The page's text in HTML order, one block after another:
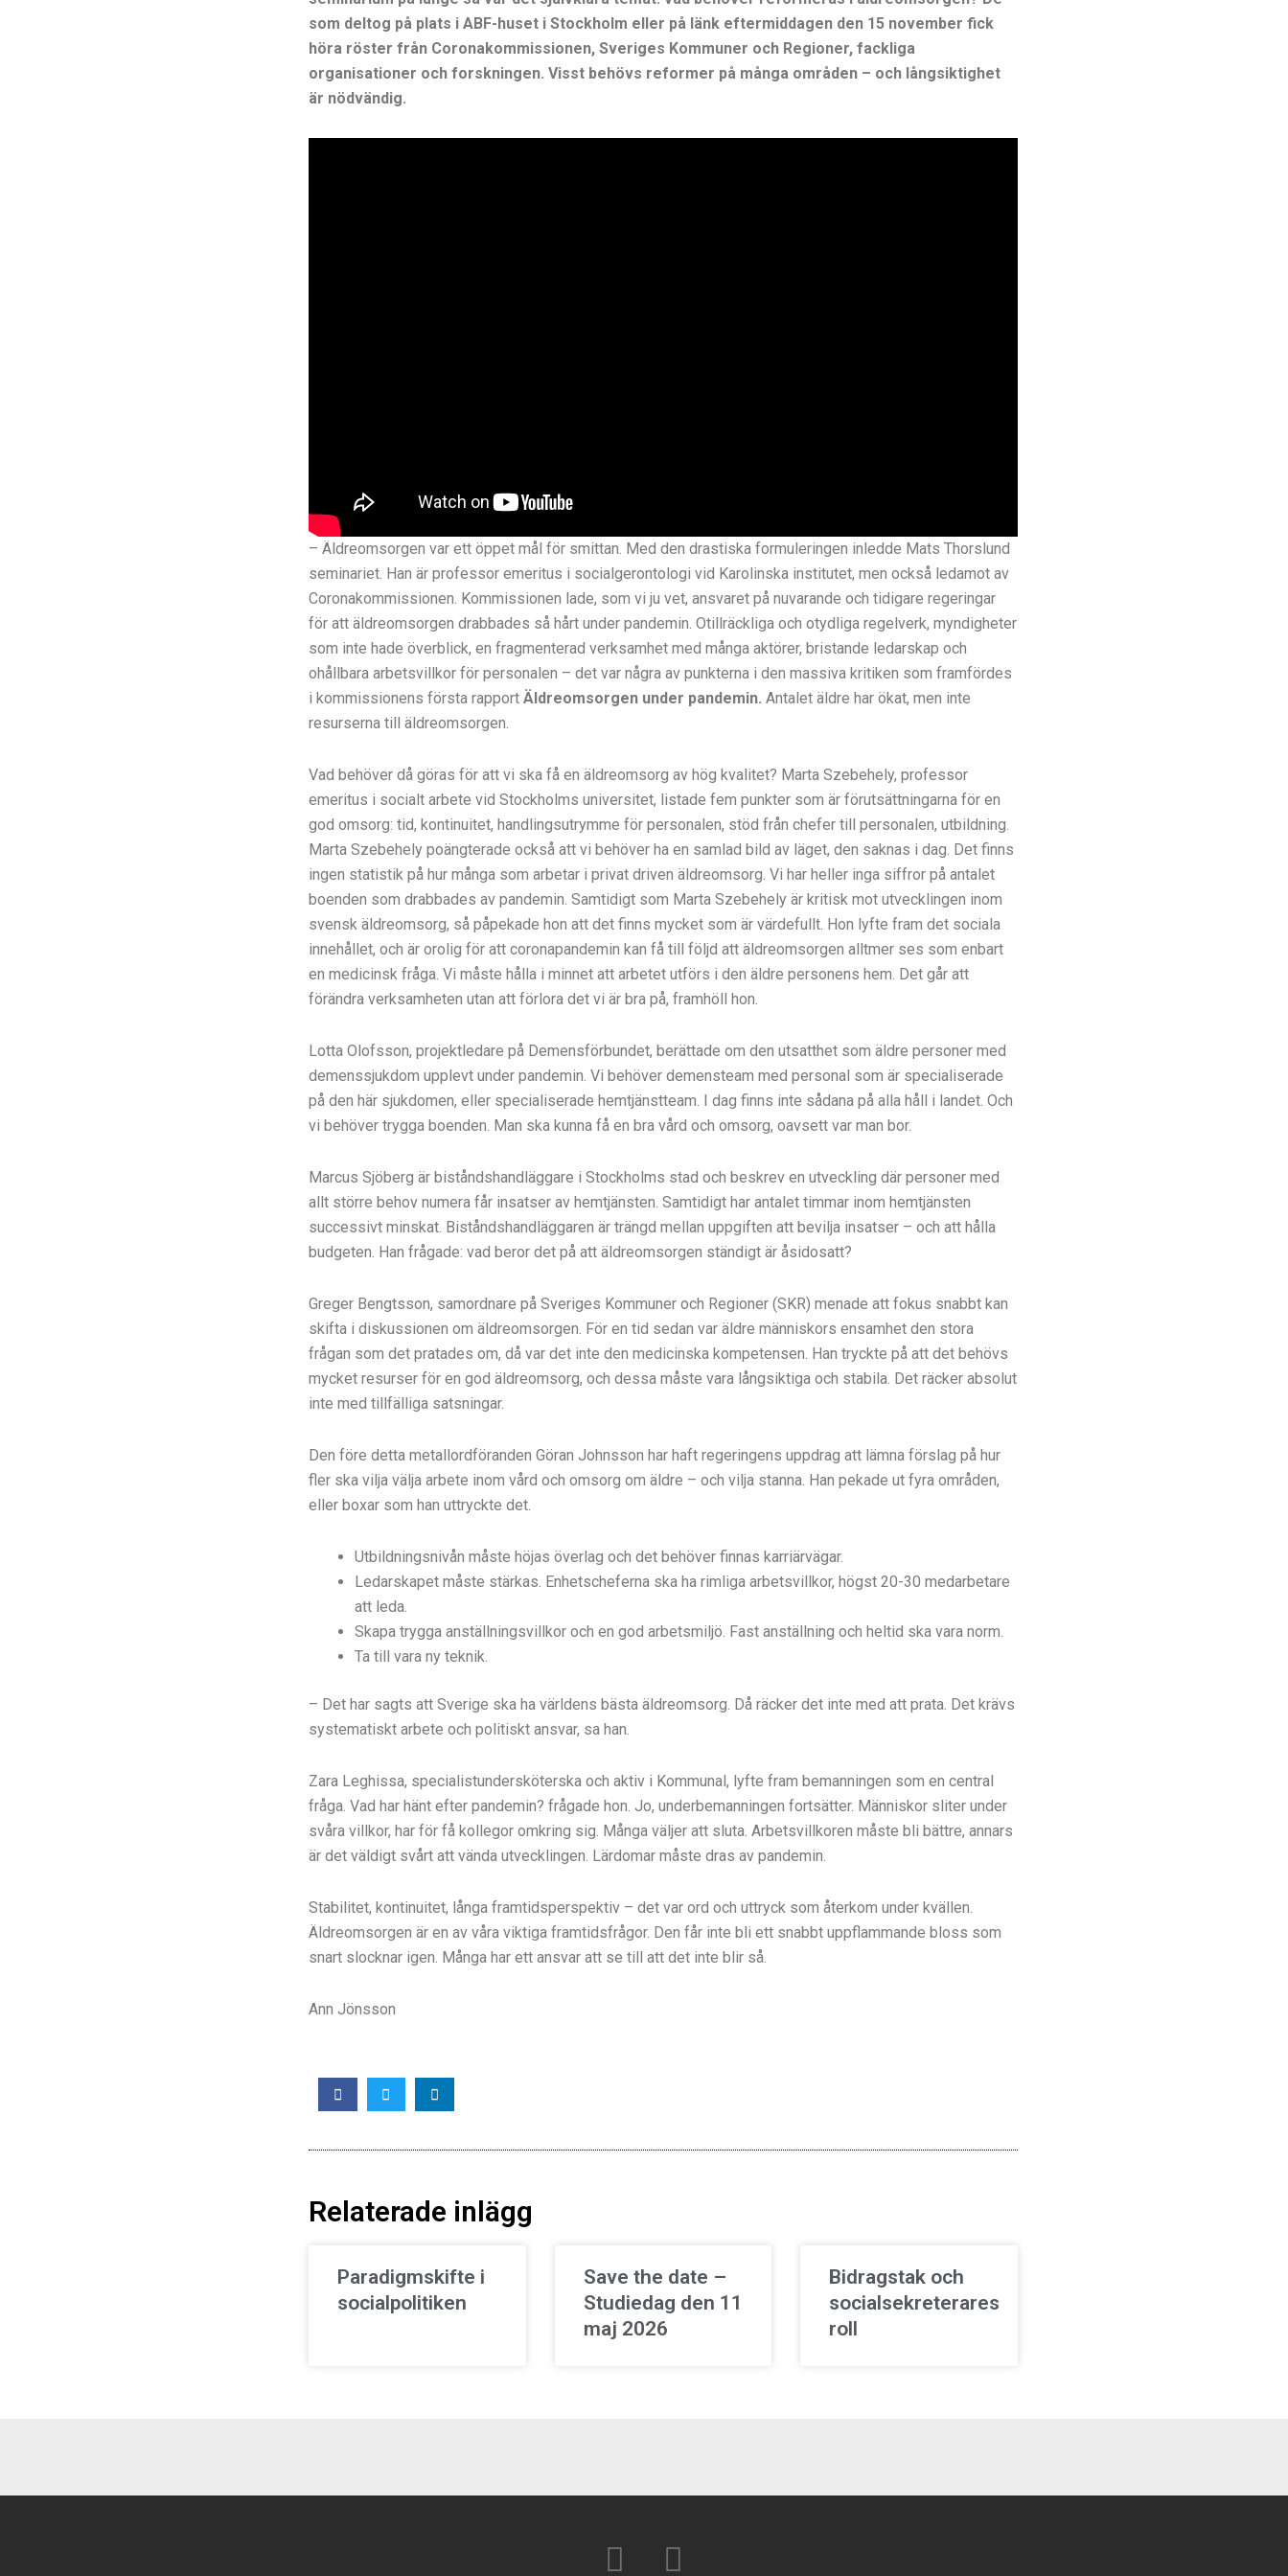
som deltog på plats i ABF-huset i Stockholm eller på länk eftermiddagen den 15 november fick
höra röster från Coronakommissionen, Sveriges Kommuner och Regioner, fackliga
organisationer och forskningen. Visst behövs reformer på många områden – och långsiktighet
är nödvändig.
– Äldreomsorgen var ett öppet mål för smittan. Med den drastiska formuleringen inledde Mats Thorslund
seminariet. Han är professor emeritus i socialgerontologi vid Karolinska institutet, men också ledamot av
Coronakommissionen. Kommissionen lade, som vi ju vet, ansvaret på nuvarande och tidigare regeringar
för att äldreomsorgen drabbades så hårt under pandemin. Otillräckliga och otydliga regelverk, myndigheter
som inte hade överblick, en fragmenterad verksamhet med många aktörer, bristande ledarskap och
ohållbara arbetsvillkor för personalen – det var några av punkterna i den massiva kritiken som framfördes
i kommissionens första rapport Äldreomsorgen under pandemin. Antalet äldre har ökat, men inte
resurserna till äldreomsorgen.
Vad behöver då göras för att vi ska få en äldreomsorg av hög kvalitet? Marta Szebehely, professor
emeritus i socialt arbete vid Stockholms universitet, listade fem punkter som är förutsättningarna för en
god omsorg: tid, kontinuitet, handlingsutrymme för personalen, stöd från chefer till personalen, utbildning.
Marta Szebehely poängterade också att vi behöver ha en samlad bild av läget, den saknas i dag. Det finns
ingen statistik på hur många som arbetar i privat driven äldreomsorg. Vi har heller inga siffror på antalet
boenden som drabbades av pandemin. Samtidigt som Marta Szebehely är kritisk mot utvecklingen inom
svensk äldreomsorg, så påpekade hon att det finns mycket som är värdefullt. Hon lyfte fram det sociala
innehållet, och är orolig för att coronapandemin kan få till följd att äldreomsorgen alltmer ses som enbart
en medicinsk fråga. Vi måste hålla i minnet att arbetet utförs i den äldre personens hem. Det går att
förändra verksamheten utan att förlora det vi är bra på, framhöll hon.
Lotta Olofsson, projektledare på Demensförbundet, berättade om den utsatthet som äldre personer med
demenssjukdom upplevt under pandemin. Vi behöver demensteam med personal som är specialiserade
på den här sjukdomen, eller specialiserade hemtjänstteam. I dag finns inte sådana på alla håll i landet. Och
vi behöver trygga boenden. Man ska kunna få en bra vård och omsorg, oavsett var man bor.
Marcus Sjöberg är biståndshandläggare i Stockholms stad och beskrev en utveckling där personer med
allt större behov numera får insatser av hemtjänsten. Samtidigt har antalet timmar inom hemtjänsten
successivt minskat. Biståndshandläggaren är trängd mellan uppgiften att bevilja insatser – och att hålla
budgeten. Han frågade: vad beror det på att äldreomsorgen ständigt är åsidosatt?
Greger Bengtsson, samordnare på Sveriges Kommuner och Regioner (SKR) menade att fokus snabbt kan
skifta i diskussionen om äldreomsorgen. För en tid sedan var äldre människors ensamhet den stora
frågan som det pratades om, då var det inte den medicinska kompetensen. Han tryckte på att det behövs
mycket resurser för en god äldreomsorg, och dessa måste vara långsiktiga och stabila. Det räcker absolut
inte med tillfälliga satsningar.
Den före detta metallordföranden Göran Johnsson har haft regeringens uppdrag att lämna förslag på hur
fler ska vilja välja arbete inom vård och omsorg om äldre – och vilja stanna. Han pekade ut fyra områden,
eller boxar som han uttryckte det.
Utbildningsnivån måste höjas överlag och det behöver finnas karriärvägar.
Ledarskapet måste stärkas. Enhetscheferna ska ha rimliga arbetsvillkor, högst 20-30 medarbetare
att leda.
Skapa trygga anställningsvillkor och en god arbetsmiljö. Fast anställning och heltid ska vara norm.
Ta till vara ny teknik.
– Det har sagts att Sverige ska ha världens bästa äldreomsorg. Då räcker det inte med att prata. Det krävs
systematiskt arbete och politiskt ansvar, sa han.
Zara Leghissa, specialistundersköterska och aktiv i Kommunal, lyfte fram bemanningen som en central
fråga. Vad har hänt efter pandemin? frågade hon. Jo, underbemanningen fortsätter. Människor sliter under
svåra villkor, har för få kollegor omkring sig. Många väljer att sluta. Arbetsvillkoren måste bli bättre, annars
är det väldigt svårt att vända utvecklingen. Lärdomar måste dras av pandemin.
Stabilitet, kontinuitet, långa framtidsperspektiv – det var ord och uttryck som återkom under kvällen.
Äldreomsorgen är en av våra viktiga framtidsfrågor. Den får inte bli ett snabbt uppflammande bloss som
snart slocknar igen. Många har ett ansvar att se till att det inte blir så.
Ann Jönsson
Relaterade inlägg
Paradigmskifte i
socialpolitiken
Save the date –
Studiedag den 11
maj 2026
Bidragstak och
socialsekreterares
roll
F
T